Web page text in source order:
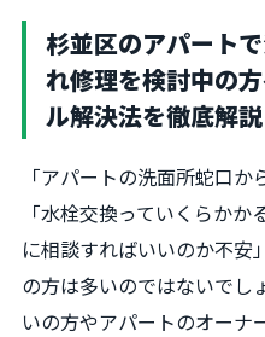
杉並区のアパート
れ修理を検討中の
ル解決法を徹底解説
「アパートの洗面所蛇口か
「水栓交換っていくらか
に相談すればいいのか不安
の方は多いのではないでし
いの方やアパートのオーナ